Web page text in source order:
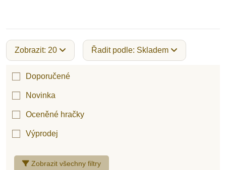
Zobrazit: 20 Řadit podle: Skladem
Zobrazit všechny filtry
Doporučené
Novinka
Oceněné hračky
Výprodej